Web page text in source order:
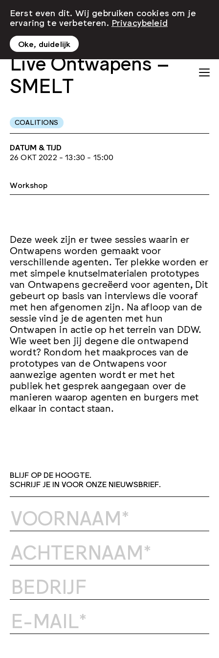
Live Ontwapens –
SMELT
COALITIONS
DATUM & TIJD
26 OKT 2022 - 13:30 - 15:00
Workshop
Deze week zijn er twee sessies waarin er
Ontwapens worden gemaakt voor
verschillende agenten. Ter plekke worden er
met simpele knutselmaterialen prototypes
van Ontwapens gecreëerd voor agenten, Dit
gebeurt op basis van interviews die vooraf
met hen afgenomen zijn. Na afloop van de
sessie vind je de agenten met hun
Ontwapen in actie op het terrein van DDW.
Wie weet ben jij degene die ontwapend
wordt? Rondom het maakproces van de
prototypes van de Ontwapens voor
aanwezige agenten wordt er met het
publiek het gesprek aangegaan over de
manieren waarop agenten en burgers met
elkaar in contact staan.
Eerst even dit. Wij gebruiken cookies om je
ervaring te verbeteren. Privacybeleid
Oke, duidelijk
BLIJF OP DE HOOGTE.
SCHRIJF JE IN VOOR ONZE NIEUWSBRIEF.